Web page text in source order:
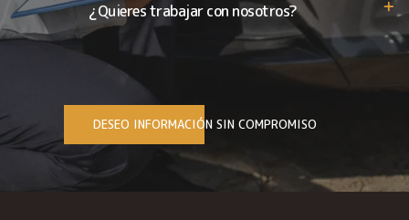
¿Quieres trabajar con nosotros?
DESEO INFORMACIÓN SIN COMPROMISO